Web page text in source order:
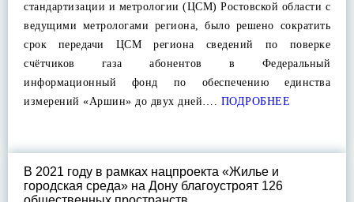
стандартизации и метрологии (ЦСМ) Ростовской области с
ведущими метрологами региона, было решено сократить
срок передачи ЦСМ региона сведений по поверке
счётчиков газа абонентов в Федеральный
информационный фонд по обеспечению единства
измерений «Аршин» до двух дней…. ПОДРОБНЕЕ
В 2021 году в рамках нацпроекта «Жилье и
городская среда» на Дону благоустроят 126